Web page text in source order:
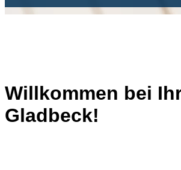
Willkommen bei
Gladbeck!